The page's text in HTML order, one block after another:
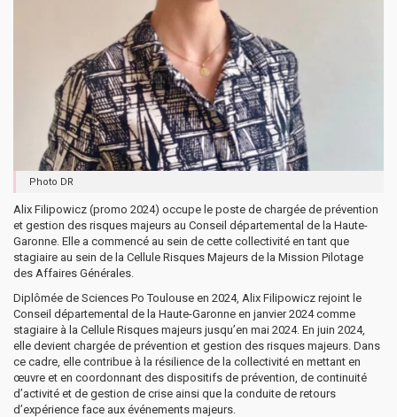
Photo DR
Alix Filipowicz (promo 2024) occupe le poste de chargée de prévention
et gestion des risques majeurs au Conseil départemental de la Haute-
Garonne. Elle a commencé au sein de cette collectivité en tant que
stagiaire au sein de la Cellule Risques Majeurs de la Mission Pilotage
des Affaires Générales.
Diplômée de Sciences Po Toulouse en 2024, Alix Filipowicz rejoint le
Conseil départemental de la Haute-Garonne en janvier 2024 comme
stagiaire à la Cellule Risques majeurs jusqu’en mai 2024. En juin 2024,
elle devient chargée de prévention et gestion des risques majeurs. Dans
ce cadre, elle contribue à la résilience de la collectivité en mettant en
œuvre et en coordonnant des dispositifs de prévention, de continuité
d’activité et de gestion de crise ainsi que la conduite de retours
d’expérience face aux événements majeurs.